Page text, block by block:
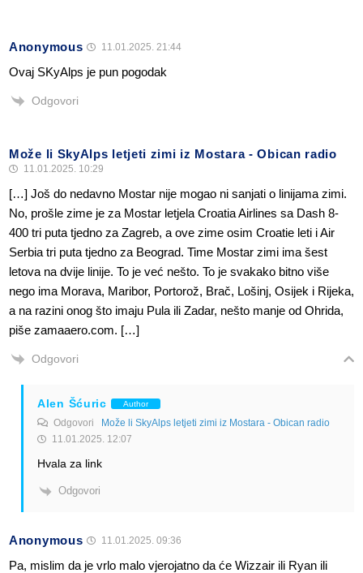
Anonymous 11.01.2025. 21:44
Ovaj SKyAlps je pun pogodak
Odgovori
Može li SkyAlps letjeti zimi iz Mostara - Obican radio
11.01.2025. 10:29
[…] Još do nedavno Mostar nije mogao ni sanjati o linijama zimi.
No, prošle zime je za Mostar letjela Croatia Airlines sa Dash 8-
400 tri puta tjedno za Zagreb, a ove zime osim Croatie leti i Air
Serbia tri puta tjedno za Beograd. Time Mostar zimi ima šest
letova na dvije linije. To je već nešto. To je svakako bitno više
nego ima Morava, Maribor, Portorož, Brač, Lošinj, Osijek i Rijeka,
a na razini onog što imaju Pula ili Zadar, nešto manje od Ohrida,
piše zamaaero.com. […]
Odgovori
Alen Šćuric Author
Odgovori
Može li SkyAlps letjeti zimi iz Mostara - Obican radio
11.01.2025. 12:07
Hvala za link
Odgovori
Anonymous 11.01.2025. 09:36
Pa, mislim da je vrlo malo vjerojatno da će Wizzair ili Ryan ili